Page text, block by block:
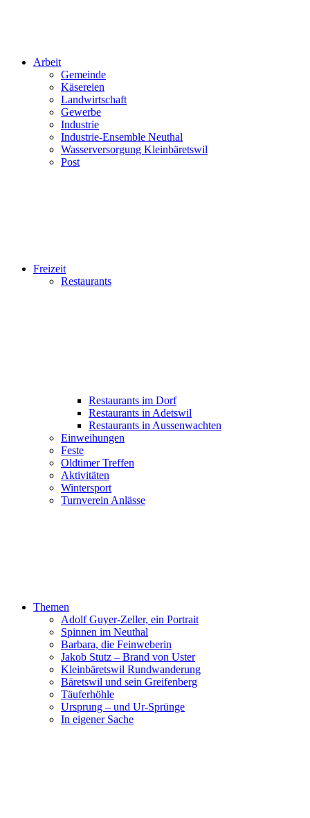
Arbeit
Gemeinde
Käsereien
Landwirtschaft
Gewerbe
Industrie
Industrie-Ensemble Neuthal
Wasserversorgung Kleinbäretswil
Post
Freizeit
Restaurants
Restaurants im Dorf
Restaurants in Adetswil
Restaurants in Aussenwachten
Einweihungen
Feste
Oldtimer Treffen
Aktivitäten
Wintersport
Turnverein Anlässe
Themen
Adolf Guyer-Zeller, ein Portrait
Spinnen im Neuthal
Barbara, die Feinweberin
Jakob Stutz – Brand von Uster
Kleinbäretswil Rundwanderung
Bäretswil und sein Greifenberg
Täuferhöhle
Ursprung – und Ur-Sprünge
In eigener Sache